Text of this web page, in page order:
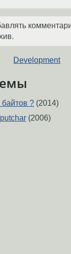
Development
байтов ? (2014)
(2006)